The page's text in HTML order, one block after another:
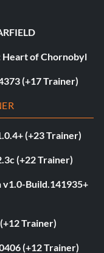
Heart of Chornobyl
(+17 Trainer)
(+23 Trainer)
(+22 Trainer)
Build.141935+
Trainer)
(+12 Trainer)